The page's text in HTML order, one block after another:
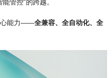
管控”的跨越。
心能力——全兼容、全自动化、全